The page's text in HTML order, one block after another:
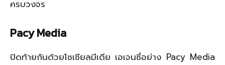
ครบวงจร
Pacy Media
ปิดท้ายกันด้วยโซเชียลมีเดีย เอเจนซี่อย่าง Pacy Media